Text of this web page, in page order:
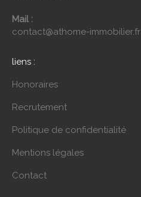
Mail :
contact@athome-immobilier.fr
liens :
Honoraires
Recrutement
Politique de confidentialité
Mentions légales
Contact